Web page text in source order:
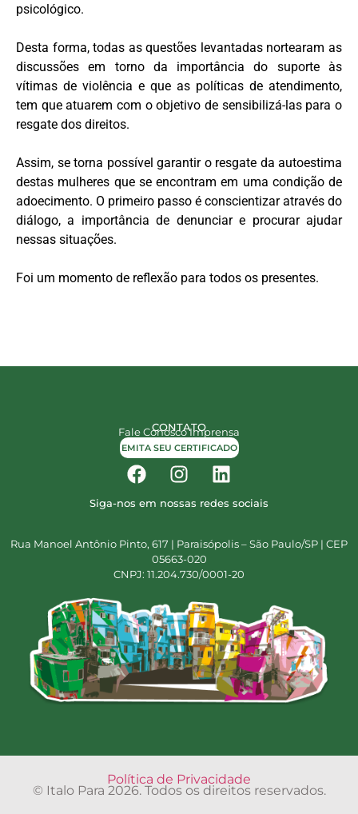
psicológico.
Desta forma, todas as questões levantadas nortearam as
discussões em torno da importância do suporte às
vítimas de violência e que as políticas de atendimento,
tem que atuarem com o objetivo de sensibilizá-las para o
resgate dos direitos.
Assim, se torna possível garantir o resgate da autoestima
destas mulheres que se encontram em uma condição de
adoecimento. O primeiro passo é conscientizar através do
diálogo, a importância de denunciar e procurar ajudar
nessas situações.
Foi um momento de reflexão para todos os presentes.
CONTATO
Fale ConoscoImprensa
EMITA SEU CERTIFICADO
Siga-nos em nossas redes sociais
Rua Manoel Antônio Pinto, 617 | Paraisópolis – São Paulo/SP | CEP
05663-020
CNPJ: 11.204.730/0001-20
Política de Privacidade
© Italo Para 2026. Todos os direitos reservados.